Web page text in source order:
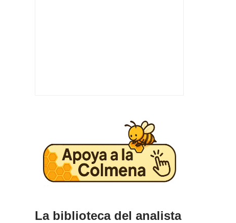
La biblioteca del analista